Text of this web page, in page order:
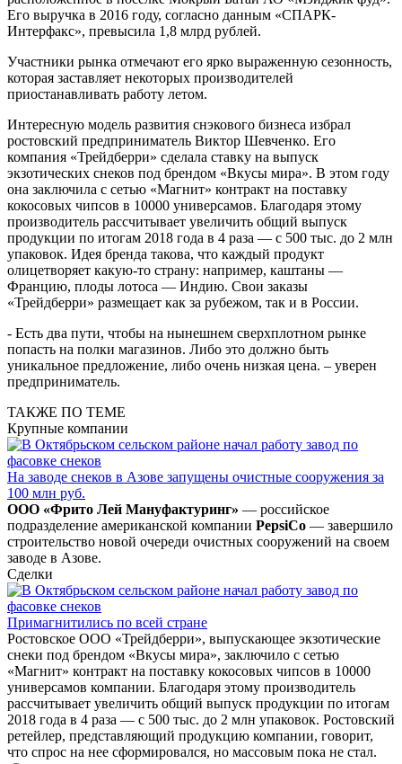
Его выручка в 2016 году, согласно данным «СПАРК-
Интерфакс», превысила 1,8 млрд рублей.
Участники рынка отмечают его ярко выраженную сезонность,
которая заставляет некоторых производителей
приостанавливать работу летом.
Интересную модель развития снэкового бизнеса избрал
ростовский предприниматель Виктор Шевченко. Его
компания «Трейдберри» сделала ставку на выпуск
экзотических снеков под брендом «Вкусы мира». В этом году
она заключила с сетью «Магнит» контракт на поставку
кокосовых чипсов в 10000 универсамов. Благодаря этому
производитель рассчитывает увеличить общий выпуск
продукции по итогам 2018 года в 4 раза — с 500 тыс. до 2 млн
упаковок. Идея бренда такова, что каждый продукт
олицетворяет какую-то страну: например, каштаны —
Францию, плоды лотоса — Индию. Свои заказы
«Трейдберри» размещает как за рубежом, так и в России.
- Есть два пути, чтобы на нынешнем сверхплотном рынке
попасть на полки магазинов. Либо это должно быть
уникальное предложение, либо очень низкая цена. – уверен
предприниматель.
ТАКЖЕ ПО ТЕМЕ
Крупные компании
На заводе снеков в Азове запущены очистные сооружения за
100 млн руб.
ООО «Фрито Лей Мануфактуринг» — российское
подразделение американской компании PepsiCo — завершило
строительство новой очереди очистных сооружений на своем
заводе в Азове.
Сделки
Примагнитились по всей стране
Ростовское ООО «Трейдберри», выпускающее экзотические
снеки под брендом «Вкусы мира», заключило с сетью
«Магнит» контракт на поставку кокосовых чипсов в 10000
универсамов компании. Благодаря этому производитель
рассчитывает увеличить общий выпуск продукции по итогам
2018 года в 4 раза — с 500 тыс. до 2 млн упаковок. Ростовский
ретейлер, представляющий продукцию компании, говорит,
что спрос на нее сформировался, но массовым пока не стал.